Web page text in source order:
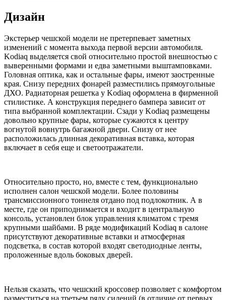
Дизайн
Экстерьер чешской модели не претерпевает заметных
изменений с момента выхода первой версии автомобиля.
Kodiaq выделяется свой относительно простой внешностью с
выверенными формами и едва заметными выштамповками.
Головная оптика, как и остальные фары, имеют заостренные
края. Снизу передних фонарей разместились прямоугольные
ДХО. Радиаторная решетка у Kodiaq оформлена в фирменной
стилистике. А конструкция переднего бампера зависит от
типа выбранной комплектации. Сзади у Kodiaq размещены
довольно крупные фары, которые сужаются к центру
вогнутой вовнутрь багажной двери. Снизу от нее
расположилась длинная декоративная вставка, которая
включает в себя еще и светоотражатели.
Относительно просто, но, вместе с тем, функционально
исполнен салон чешской модели. Более половины
трансмиссионного тоннеля отдано под подлокотник. А в
месте, где он приподнимается и входит в центральную
консоль, установлен блок управления климатом с тремя
крупными шайбами. В ряде модификаций Kodiaq в салоне
присутствуют декоративные вставки и атмосферная
подсветка, в состав которой входят светодиодные ленты,
проложенные вдоль боковых дверей.
Нельзя сказать, что чешский кроссовер позволяет с комфортом
разместиться на третьем ряду сидений (в отличие от первых